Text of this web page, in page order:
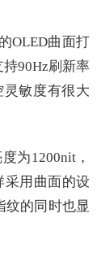
OLED曲面打
90Hz刷新率
灵敏度有很大
为1200nit，
采用曲面的设
纹的同时也显